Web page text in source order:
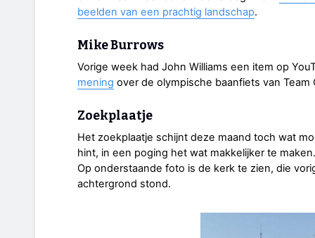
beelden van een prachtig landschap.
Mike Burrows
Vorige week had John Williams een item op
mening over de olympische baanfiets van Team
Zoekplaatje
Het zoekplaatje schijnt deze maand toch wat
hint, in een poging het wat makkelijker te maken.
Op onderstaande foto is de kerk te zien, die
achtergrond stond.